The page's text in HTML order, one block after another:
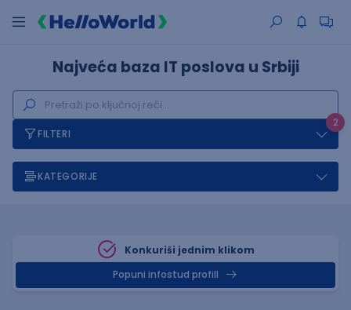
Najveća baza IT poslova u Srbiji
2
FILTERI
KATEGORIJE
Konkuriši jednim klikom
Popuni infostud profill